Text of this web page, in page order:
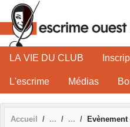
LA VIE DU CLUB
L'escrime Médias
Accueil
Panneau de gestion des